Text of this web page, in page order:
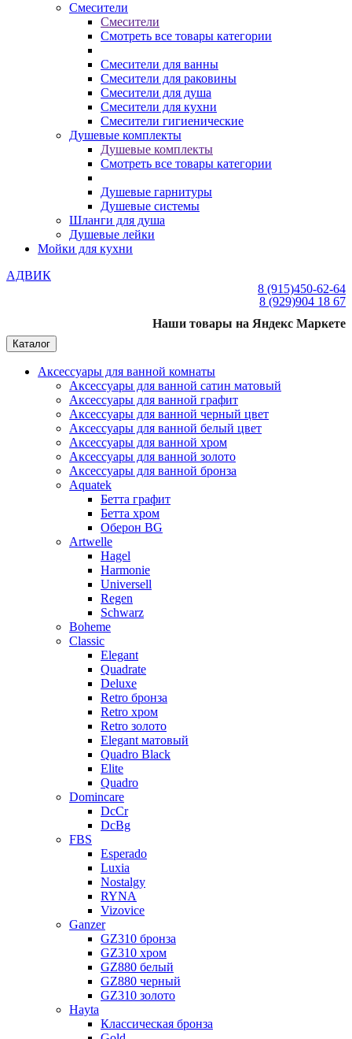
Смесители
Смесители
Смотреть все товары категории
Смесители для ванны
Смесители для раковины
Смесители для душа
Смесители для кухни
Смесители гигиенические
Душевые комплекты
Душевые комплекты
Смотреть все товары категории
Душевые гарнитуры
Душевые системы
Шланги для душа
Душевые лейки
Мойки для кухни
АДВИК
8 (915)450-62-64
8 (929)904 18 67
Наши товары на Яндекс Маркете
Каталог
Аксессуары для ванной комнаты
Аксессуары для ванной сатин матовый
Аксессуары для ванной графит
Аксессуары для ванной черный цвет
Аксессуары для ванной белый цвет
Аксессуары для ванной хром
Аксессуары для ванной золото
Аксессуары для ванной бронза
Aquatek
Бетта графит
Бетта хром
Оберон BG
Artwelle
Hagel
Harmonie
Universell
Regen
Schwarz
Boheme
Classic
Elegant
Quadrate
Deluxe
Retro бронза
Retro хром
Retro золото
Elegant матовый
Quadro Black
Elite
Quadro
Domincare
DcCr
DcBg
FBS
Esperado
Luxia
Nostalgy
RYNA
Vizovice
Ganzer
GZ310 бронза
GZ310 хром
GZ880 белый
GZ880 черный
GZ310 золото
Hayta
Классическая бронза